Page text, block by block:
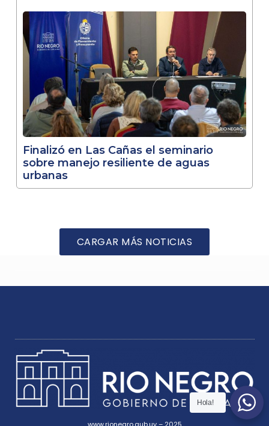
Finalizó en Las Cañas el seminario
sobre manejo resiliente de aguas
urbanas
CARGAR MÁS NOTICIAS
Hola!